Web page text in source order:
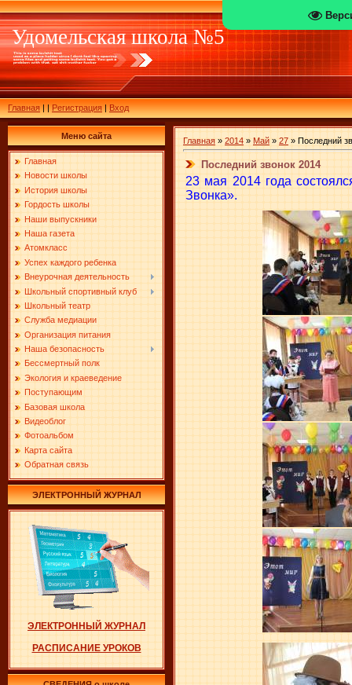
Удомельская школа №5
Главная||Регистрация|Вход
Меню сайта
Главная
Новости школы
История школы
Гордость школы
Наши выпускники
Наша газета
Атомкласс
Успех каждого ребенка
Внеурочная деятельность
Школьный спортивный клуб
Школьный театр
Служба медиации
Организация питания
Наша безопасность
Бессмертный полк
Экология и краеведение
Поступающим
Базовая школа
Видеоблог
Фотоальбом
Карта сайта
Обратная связь
ЭЛЕКТРОННЫЙ ЖУРНАЛ
ЭЛЕКТРОННЫЙ ЖУРНАЛ
РАСПИСАНИЕ УРОКОВ
Главная » 2014 » Май » 27 » Последний
Последний звонок 2014
23 мая 2014 года
Звонка».